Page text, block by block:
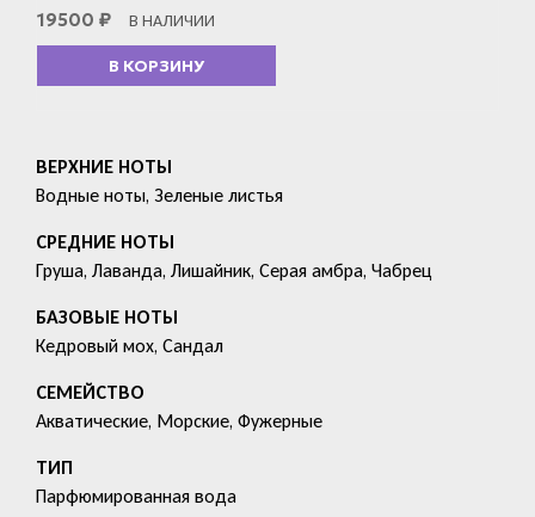
19500 ₽ В НАЛИЧИИ
В КОРЗИНУ
ВЕРХНИЕ НОТЫ
Водные ноты, Зеленые листья
СРЕДНИЕ НОТЫ
Груша, Лаванда, Лишайник, Серая амбра, Чабрец
БАЗОВЫЕ НОТЫ
Кедровый мох, Сандал
СЕМЕЙСТВО
Акватические, Морские, Фужерные
ТИП
Парфюмированная вода